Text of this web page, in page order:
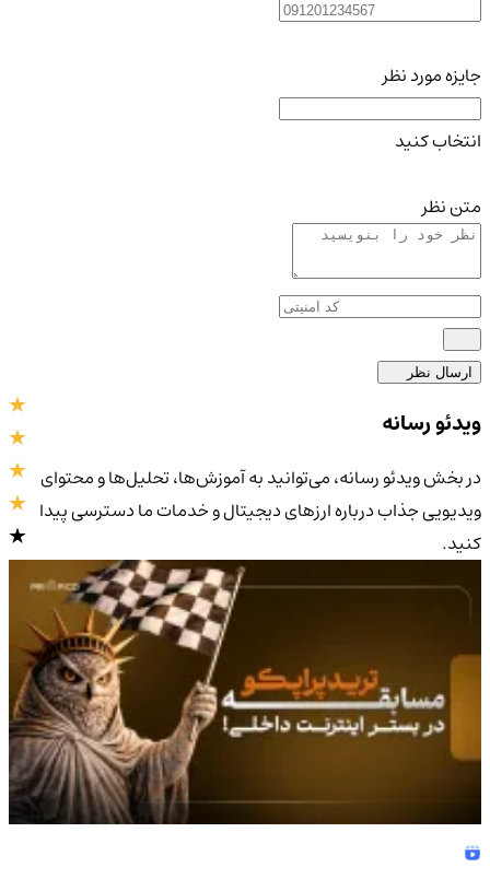
جایزه مورد نظر
انتخاب کنید
متن نظر
ارسال نظر
4.9/5
ویدئو رسانه
در بخش ویدئو رسانه، می‌توانید به آموزش‌ها، تحلیل‌ها و محتوای
ویدیویی جذاب درباره ارزهای دیجیتال و خدمات ما دسترسی پیدا
کنید.